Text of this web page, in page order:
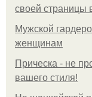
своей страницы
Мужской
женщинам
Прическа - не
вашего стиля!